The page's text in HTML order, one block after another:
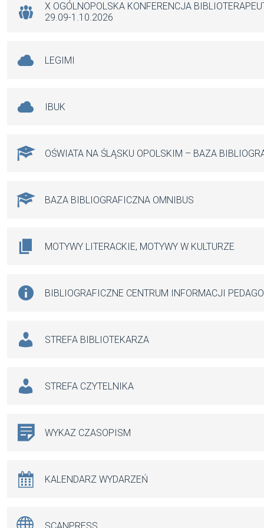
k
p
X OGÓLNOPOLSKA KONFERENCJA
29.09-1.10.2026
LEGIMI
IBUK
OŚWIATA NA ŚLĄSKU OPOLSKIM – BAZA
BAZA BIBLIOGRAFICZNA OMNIBUS
MOTYWY LITERACKIE, MOTYWY W KULTURZE
BIBLIOGRAFICZNE CENTRUM INFORMACJI
STREFA BIBLIOTEKARZA
STREFA CZYTELNIKA
WYKAZ CZASOPISM
KALENDARZ WYDARZEŃ
SCANPRESS